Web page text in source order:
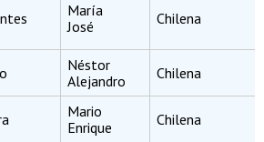
María
José
Chilena
Néstor
Alejandro
Chilena
Mario
Enrique
Chilena